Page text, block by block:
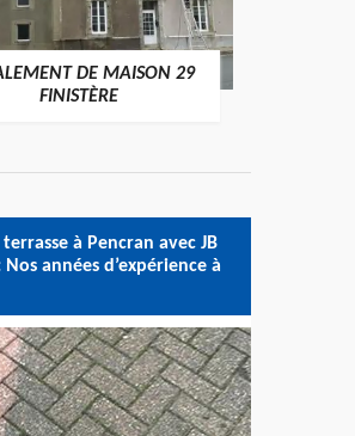
DE MAISON 29
FINISTÈRE
à Pencran avec JB
années d’expérience à